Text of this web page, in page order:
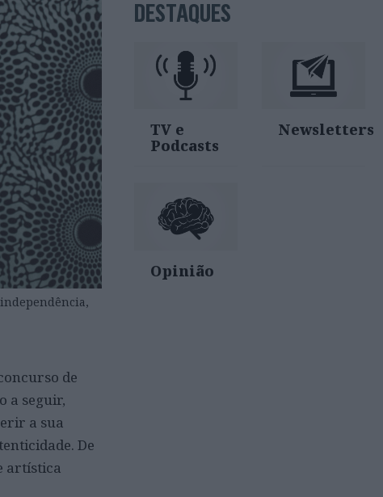
de
a seguir,
a sua
De
artística
DESTAQUES
TV e
Podcasts
Newsletters
Opinião